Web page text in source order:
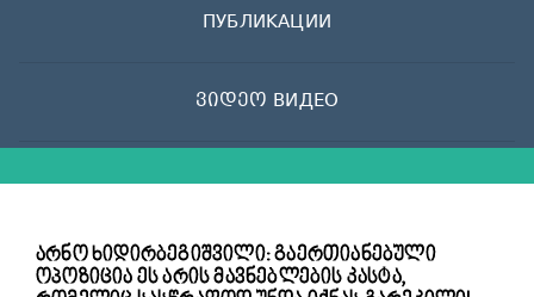
ПУБЛИКАЦИИ
ვიდეო ВИДЕО
არნო ხიდირბეგიშვილი: გაერთიანებული
ოპოზიცია ეს არის მავნებლების კასტა,